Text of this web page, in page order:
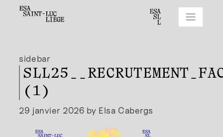
sidebar
(1)
29 janvier 2026 by Elsa Cabergs